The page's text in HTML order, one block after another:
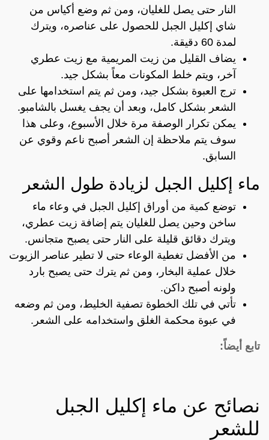
النار حتى يصل للغليان، ومن ثم وضع أكياس من
شاي إكليل الجبل للحصول على عناصره، ويترك
لمدة 60 دقيقة.
يضاف القليل من زيت المريمية مع زيت عطري
آخر، ويتم خلط المكونات معاً بشكل جيد.
ترج العبوة بشكل جيد، ومن ثم يتم استخدامها على
الشعر بشكل كامل، وبعد أن يجف يغسل بالشامبو.
يمكن تكرار الوصفة مرة خلال الأسبوع، وعلى هذا
سوف يتم ملاحظة إن الشعر أصبح ناعم وقوي عن
السابق.
ماء إكليل الجبل لزيادة طول الشعر
توضع كمية من أوراق إكليل الجبل في وعاء ماء
ساخن وحين يصل للغليان يتم إضافة زيت عطري،
ويترك دقائق قليلة على النار حتى يصبح متجانس.
من الأفضل تغطية الوعاء حتى لا تطير عناصر الزيوت
خلال عملية البخار، ومن ثم يترك حتى يصبح بارد
ولونه أصبح داكن.
تأتي في تلك الخطوة تصفية الخليط، ومن ثم وضعه
في عبوة محكمة الغلق واستخدامه على الشعر.
تابع أيضاً:
نصائح عن ماء إكليل الجبل
للشعر